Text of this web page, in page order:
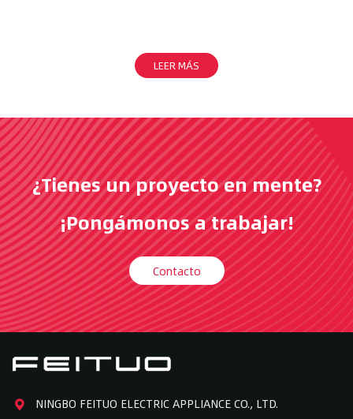
LEER MÁS
¿Tienes un proyecto en mente?
¡Pongámonos a trabajar!
Contacto
NINGBO FEITUO ELECTRIC APPLIANCE CO., LTD.